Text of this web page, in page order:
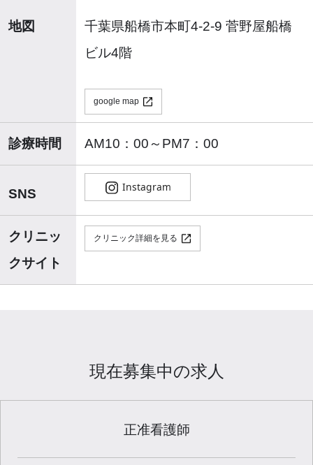
地図
千葉県船橋市本町4-2-9 菅野屋船橋
ビル4階
google map
診療時間 AM10：00～PM7：00
SNS
クリニッ
クサイト
クリニック詳細を見る
現在募集中の求人
正准看護師